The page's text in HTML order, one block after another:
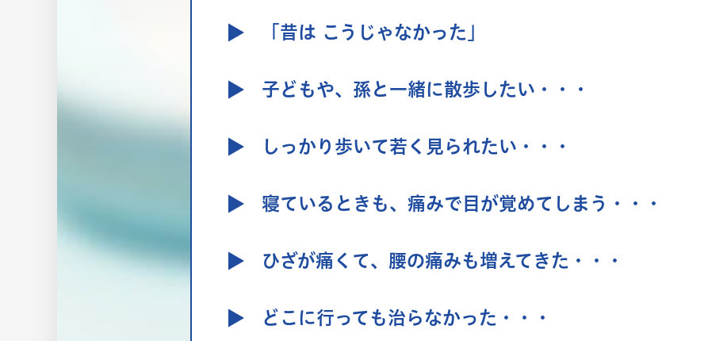
「昔は こうじゃなかった」
子どもや、孫と一緒に散歩したい・・・
しっかり歩いて若く見られたい・・・
寝ているときも、痛みで目が覚めてしまう・・・
ひざが痛くて、腰の痛みも増えてきた・・・
どこに行っても治らなかった・・・